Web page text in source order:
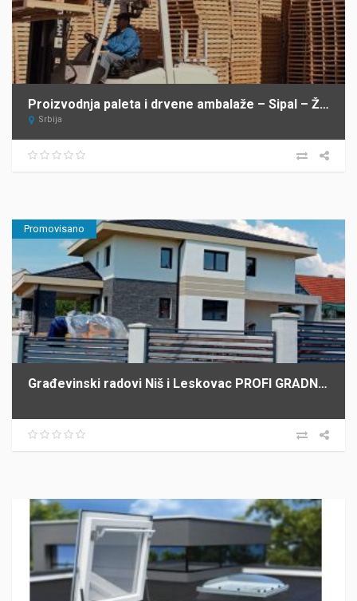
Proizvodnja paleta i drvene ambalaže – Sipal – Žabalj
Srbija
Promovisano
Građevinski radovi Niš i Leskovac PROFI GRADNJA SPASIĆ